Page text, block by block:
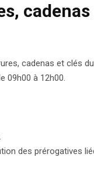
cadenas et clés
09h00 à 12h00.
des prérogatives